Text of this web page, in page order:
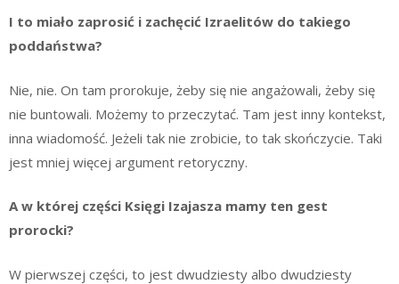
I to miało zaprosić i zachęcić Izraelitów do takiego
poddaństwa?
Nie, nie. On tam prorokuje, żeby się nie angażowali, żeby się
nie buntowali. Możemy to przeczytać. Tam jest inny kontekst,
inna wiadomość. Jeżeli tak nie zrobicie, to tak skończycie. Taki
jest mniej więcej argument retoryczny.
A w której części Księgi Izajasza mamy ten gest
prorocki?
W pierwszej części, to jest dwudziesty albo dwudziesty